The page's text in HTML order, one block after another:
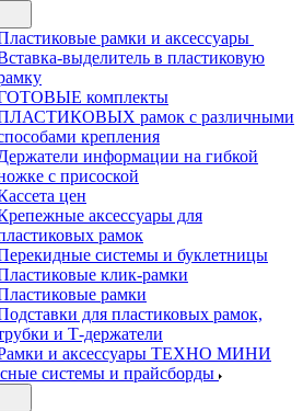
рамки и аксессуары
выделитель в пластиковую
комплекты
рамок с различными
крепления
информации на гибкой
с присоской
цен
аксессуары для
рамок
системы и буклетницы
клик-рамки
рамки
для пластиковых рамок,
и Т-держатели
и аксессуары ТЕХНО МИНИ
системы и прайсборды